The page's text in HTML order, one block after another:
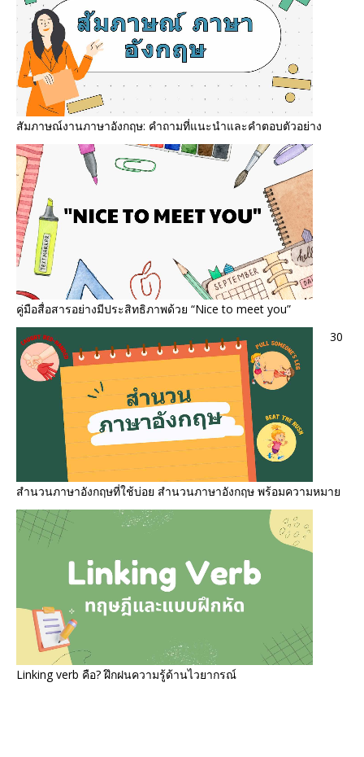
สัมภาษณ์งานภาษาอังกฤษ: คำถามที่แนะนำและคำตอบตัวอย่าง
คู่มือสื่อสารอย่างมีประสิทธิภาพด้วย “Nice to meet you”
30
สำนวนภาษาอังกฤษที่ใช้บ่อย สํานวนภาษาอังกฤษ พร้อมความหมาย
Linking verb คือ? ฝึกฝนความรู้ด้านไวยากรณ์